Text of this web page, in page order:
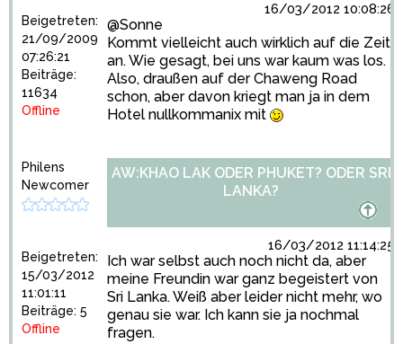
Beigetreten:
21/09/2009
07:26:21
Beiträge:
11634
Offline
16/03/2012 10:08:26
@Sonne
Kommt vielleicht auch wirklich auf die Zeit
an. Wie gesagt, bei uns war kaum was los.
Also, draußen auf der Chaweng Road
schon, aber davon kriegt man ja in dem
Hotel nullkommanix mit
Philens
Newcomer
Beigetreten:
15/03/2012
11:01:11
Beiträge: 5
Offline
AW:KHAO LAK ODER PHUKET? ODER SRI
LANKA?
16/03/2012 11:14:25
Ich war selbst auch noch nicht da, aber
meine Freundin war ganz begeistert von
Sri Lanka. Weiß aber leider nicht mehr, wo
genau sie war. Ich kann sie ja nochmal
fragen.